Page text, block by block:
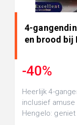
4-
en brood bij
-40%
Heerlijk 4-
inclusief
Hengelo: geniet